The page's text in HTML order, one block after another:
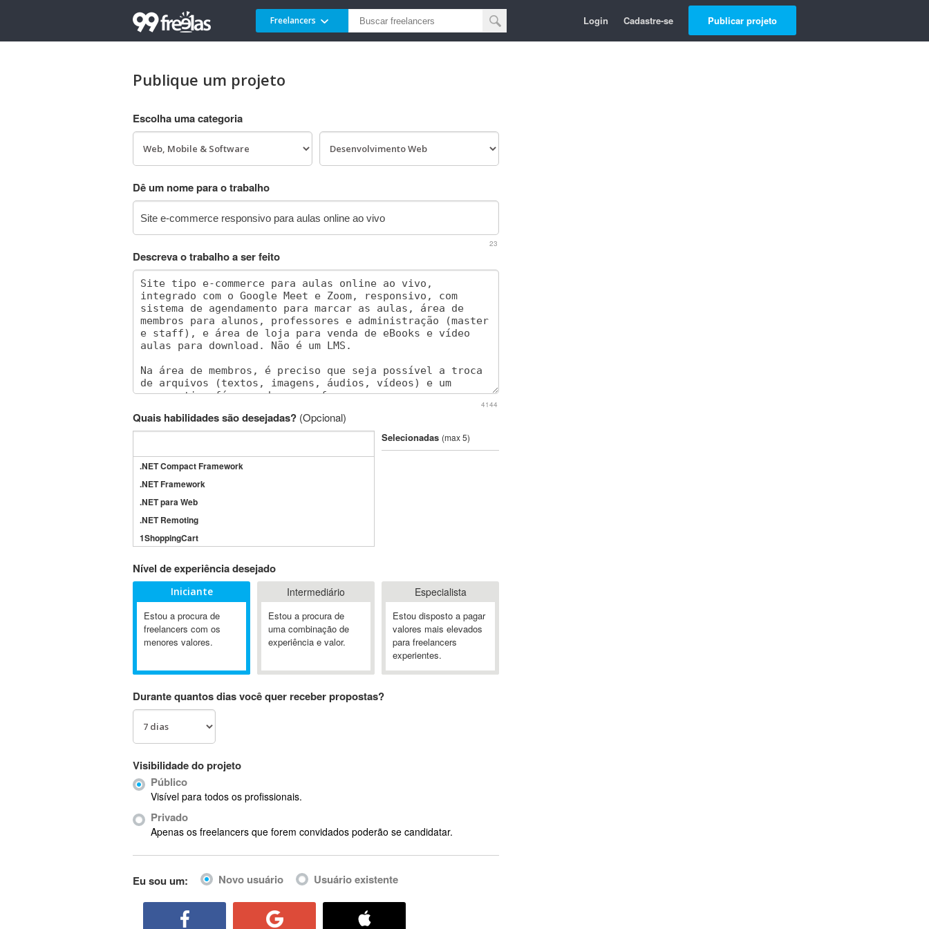
Freelancers Login Cadastre-se Publicar projeto
Publique um projeto
Escolha uma categoria
Dê um nome para o trabalho
23
Descreva o trabalho a ser feito
4144
Quais habilidades são desejadas? (Opcional)
.NET Compact Framework
.NET Framework
.NET para Web
.NET Remoting
1ShoppingCart
3GSM
4D Dimension
802.11
A&P
A-GPS
Ab Initio
ABIS
AbleCommerce
Ableton Live
Abstract Window Toolkit (AWT)
Selecionadas (max 5)
Nível de experiência desejado
Iniciante
Estou a procura de
freelancers com os
menores valores.
Intermediário
Estou a procura de
uma combinação de
experiência e valor.
Especialista
Estou disposto a pagar
valores mais elevados
para freelancers
experientes.
Durante quantos dias você quer receber propostas?
Visibilidade do projeto
Público
Visível para todos os profissionais.
Privado
Apenas os freelancers que forem convidados poderão se candidatar.
Eu sou um: Novo usuário Usuário existente